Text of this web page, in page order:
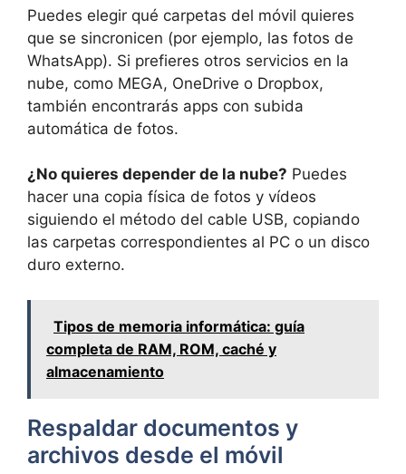
Puedes elegir qué carpetas del móvil quieres
que se sincronicen (por ejemplo, las fotos de
WhatsApp). Si prefieres otros servicios en la
nube, como MEGA, OneDrive o Dropbox,
también encontrarás apps con subida
automática de fotos.
¿No quieres depender de la nube? Puedes
hacer una copia física de fotos y vídeos
siguiendo el método del cable USB, copiando
las carpetas correspondientes al PC o un disco
duro externo.
Tipos de memoria informática: guía
completa de RAM, ROM, caché y
almacenamiento
Respaldar documentos y
archivos desde el móvil